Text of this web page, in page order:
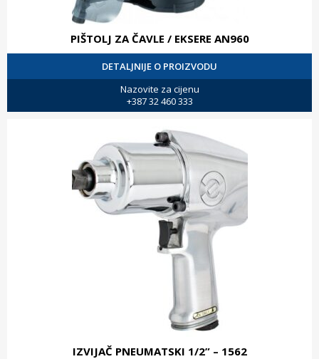
PIŠTOLJ ZA ČAVLE / EKSERE AN960
DETALJNIJE O PROIZVODU
Nazovite za cijenu
+387 32 460 333
IZVIJAČ PNEUMATSKI 1/2” – 1562